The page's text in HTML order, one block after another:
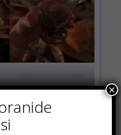
Uhked suured pitsid
×